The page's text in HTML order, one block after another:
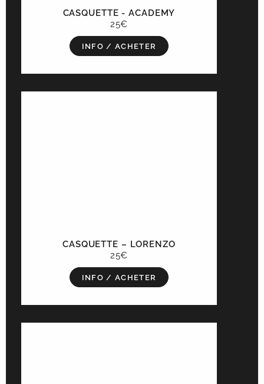
CASQUETTE - ACADEMY
25€
INFO / ACHETER
CASQUETTE – LORENZO
25€
INFO / ACHETER